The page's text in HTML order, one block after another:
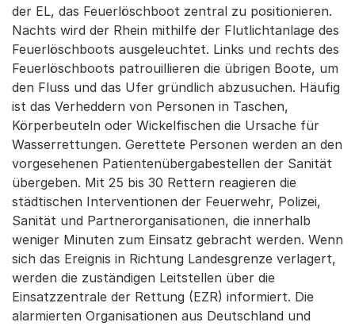
der EL, das Feuerlöschboot zentral zu positionieren.
Nachts wird der Rhein mithilfe der Flutlichtanlage des
Feuerlöschboots ausgeleuchtet. Links und rechts des
Feuerlöschboots patrouillieren die übrigen Boote, um
den Fluss und das Ufer gründlich abzusuchen. Häufig
ist das Verheddern von Personen in Taschen,
Körperbeuteln oder Wickelfischen die Ursache für
Wasserrettungen. Gerettete Personen werden an den
vorgesehenen Patientenübergabestellen der Sanität
übergeben. Mit 25 bis 30 Rettern reagieren die
städtischen Interventionen der Feuerwehr, Polizei,
Sanität und Partnerorganisationen, die innerhalb
weniger Minuten zum Einsatz gebracht werden. Wenn
sich das Ereignis in Richtung Landesgrenze verlagert,
werden die zuständigen Leitstellen über die
Einsatzzentrale der Rettung (EZR) informiert. Die
alarmierten Organisationen aus Deutschland und